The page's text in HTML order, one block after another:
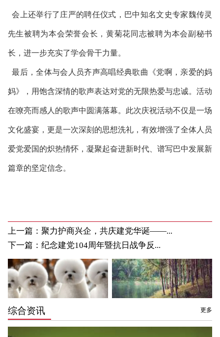
会上还举行了庄严的聘任仪式，巴中知名文史专家魏传灵
先生被聘为本会荣誉会长，黄菊花同志被聘为本会副秘书
长，进一步充实了学会骨干力量。
最后，全体与会人员齐声高唱经典歌曲《党啊，亲爱的妈
妈》，用饱含深情的歌声表达对党的无限热爱与忠诚。活动
在嘹亮而感人的歌声中圆满落幕。此次庆祝活动不仅是一场
文化盛宴，更是一次深刻的思想洗礼，有效增强了全体人员
爱党爱国的炽热情怀，凝聚起奋进新时代、谱写巴中发展新
篇章的坚定信念。
上一篇： 聚力护商兴企，共庆建党华诞——...
下一篇： 纪念建党104周年暨抗日战争反...
综合资讯 更多